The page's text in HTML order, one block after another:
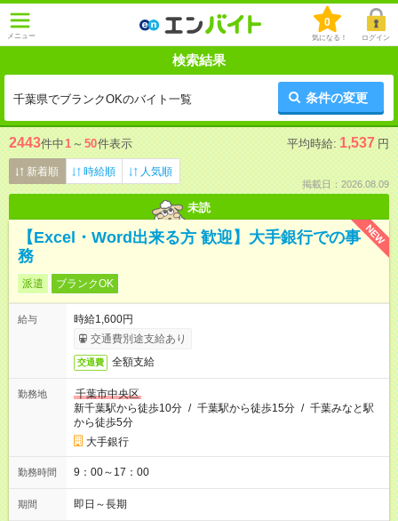
メニュー
0
気になる！ ログイン
検索結果
千葉県でブランクOKのバイト一覧 条件の変更
2443件中1 ～ 50件表示 平均時給: 1,537 円
新着順 時給順 人気順
掲載日：2026.08.09
未読
NEW
【Excel・Word出来る方 歓迎】大手銀行での事
務
派遣 ブランクOK
給与
時給1,600円
交通費別途支給あり
交通費 全額支給
勤務地
千葉市中央区
新千葉駅から徒歩10分 / 千葉駅から徒歩15分 / 千葉みなと駅
から徒歩5分
大手銀行
勤務時間 9：00～17：00
期間 即日～長期